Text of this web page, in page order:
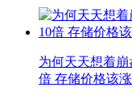
为何天天想着
倍 存储价格该